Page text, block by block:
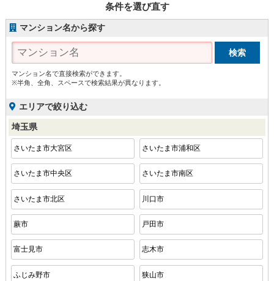
条件を選び直す
マンション名から探す
マンション名で直接検索ができます。
※半角、全角、スペースで検索結果が異なります。
エリアで絞り込む
埼玉県
さいたま市大宮区 さいたま市浦和区
さいたま市中央区 さいたま市南区
さいたま市北区 川口市
蕨市 戸田市
富士見市 志木市
ふじみ野市 狭山市